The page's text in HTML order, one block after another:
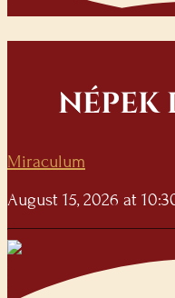
NÉPEK
Miraculum
August 15, 2026 at